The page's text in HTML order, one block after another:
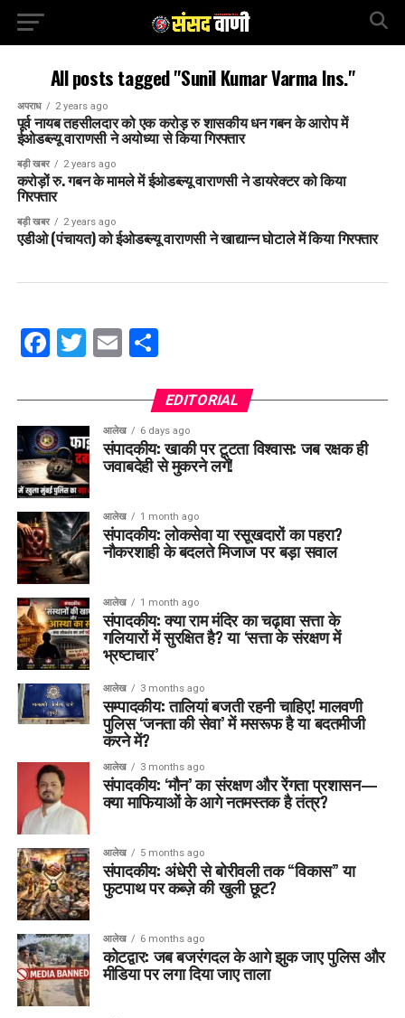
All posts tagged "Sunil Kumar Varma Ins."
अपराध 2 years ago
पूर्व नायब तहसीलदार को एक करोड़ रु शासकीय धन गबन के आरोप में
ईओडब्ल्यू वाराणसी ने अयोध्या से किया गिरफ्तार
बड़ी खबर 2 years ago
करोड़ों रु. गबन के मामले में ईओडब्ल्यू वाराणसी ने डायरेक्टर को किया
गिरफ्तार
बड़ी खबर 2 years ago
एडीओ (पंचायत) को ईओडब्ल्यू वाराणसी ने खाद्यान्न घोटाले में किया गिरफ्तार
Facebook
Twitter
EmailShare
EDITORIAL
आलेख 6 days ago
संपादकीय: खाकी पर टूटता विश्वास: जब रक्षक ही
जवाबदेही से मुकरने लगें!
आलेख 1 month ago
संपादकीय: लोकसेवा या रसूखदारों का पहरा?
नौकरशाही के बदलते मिजाज पर बड़ा सवाल
आलेख 1 month ago
संपादकीय: क्या राम मंदिर का चढ़ावा सत्ता के
गलियारों में सुरक्षित है? या ‘सत्ता के संरक्षण में
भ्रष्टाचार’
आलेख 3 months ago
सम्पादकीय: तालियां बजती रहनी चाहिए! मालवणी
पुलिस ‘जनता की सेवा’ में मसरूफ है या बदतमीजी
करने में?
आलेख 3 months ago
संपादकीय: ‘मौन’ का संरक्षण और रेंगता प्रशासन—
क्या माफियाओं के आगे नतमस्तक है तंत्र?
आलेख 5 months ago
संपादकीय: अंधेरी से बोरीवली तक “विकास” या
फुटपाथ पर कब्ज़े की खुली छूट?
आलेख 6 months ago
कोटद्वार: जब बजरंगदल के आगे झुक जाए पुलिस और
मीडिया पर लगा दिया जाए ताला